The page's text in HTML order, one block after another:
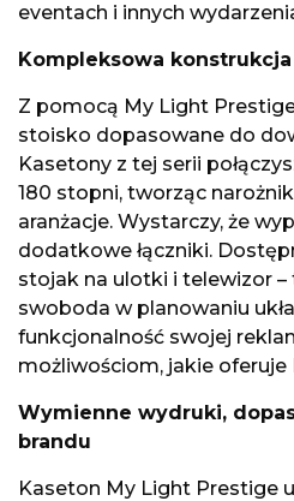
eventach i innych
Kompleksowa konstrukcja
Z pomocą My Light
stoisko dopasowane do
Kasetony z tej serii
180 stopni, tworząc
aranżacje. Wystarczy, że
dodatkowe łączniki.
stojak na ulotki i telewizor
swoboda w planowaniu
funkcjonalność swojej
możliwościom, jakie
Wymienne wydruki,
brandu
Kaseton My Light Prestige